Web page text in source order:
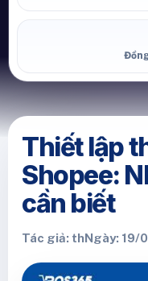
Thiết lập
Shopee:
cần biết
Tác giả: thNgày: 19/